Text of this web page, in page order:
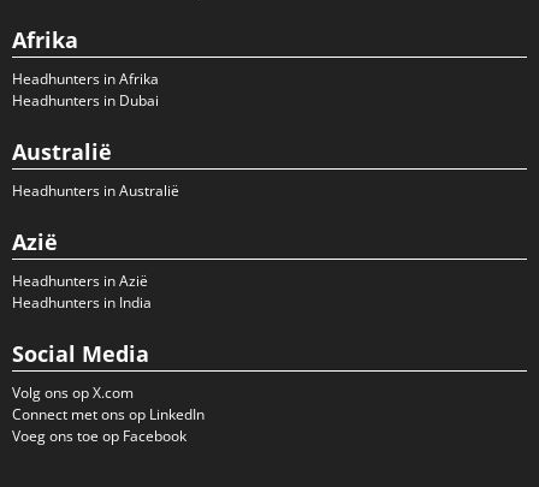
Afrika
Headhunters in Afrika
Headhunters in Dubai
Australië
Headhunters in Australië
Azië
Headhunters in Azië
Headhunters in India
Social Media
Volg ons op X.com
Connect met ons op LinkedIn
Voeg ons toe op Facebook